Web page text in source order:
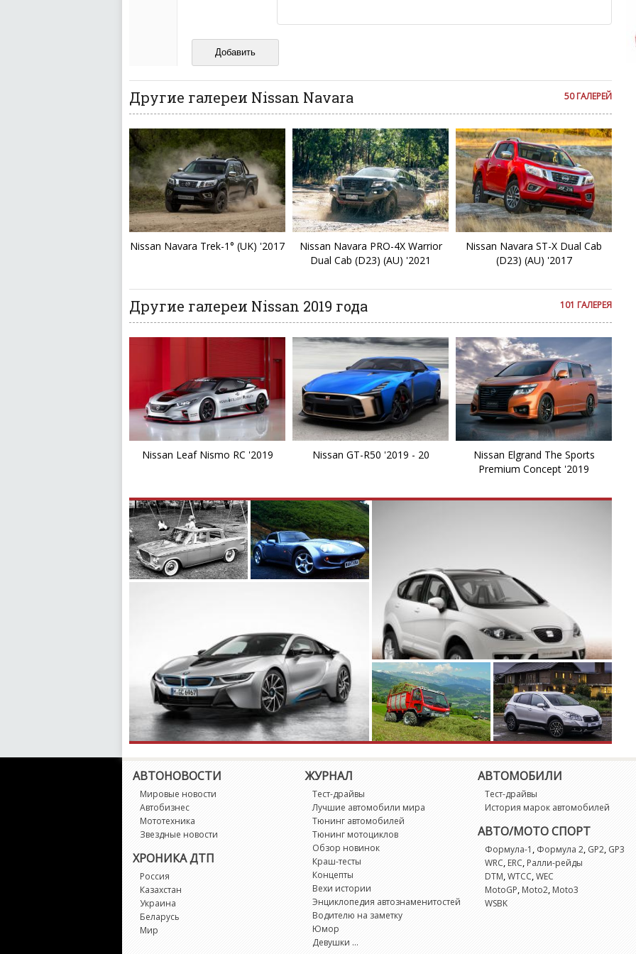
Не размещайте рекламу!
И запаситесь терпением, все комментарии публикуются только после модерации, поэтому
ваш отзыв может появиться на сайте с некоторым опозданием.
50 ГАЛЕРЕЙ
Другие галереи Nissan Navara
Nissan Navara Trek-1° (UK) '2017
Nissan Navara PRO-4X Warrior
Dual Cab (D23) (AU) '2021
Nissan Navara ST-X Dual Cab
(D23) (AU) '2017
101 ГАЛЕРЕЯ
Другие галереи Nissan 2019 года
Nissan Leaf Nismo RC '2019 Nissan GT-R50 '2019 - 20
Nissan Elgrand The Sports
Premium Concept '2019
АВТОНОВОСТИ
Мировые новости
Автобизнес
Мототехника
Звездные новости
ХРОНИКА ДТП
Россия
Казахстан
Украина
Беларусь
Мир
ЖУРНАЛ
Тест-драйвы
Лучшие автомобили мира
Тюнинг автомобилей
Тюнинг мотоциклов
Обзор новинок
Краш-тесты
Концепты
Вехи истории
Энциклопедия автознаменитостей
Водителю на заметку
Юмор
Девушки ...
АВТОМОБИЛИ
Тест-драйвы
История марок автомобилей
АВТО/МОТО СПОРТ
Формула-1 , Формула 2, GP2, GP3
WRC,ERC,Ралли-рейды
DTM,WTCC,WEC
MotoGP,Moto2,Moto3
WSBK